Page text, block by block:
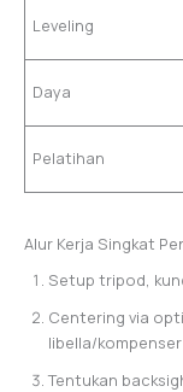
Leveling
Daya
Pelatihan
Alur Kerja Singkat
Setup tripod,
Centering via
libella/
Tentukan